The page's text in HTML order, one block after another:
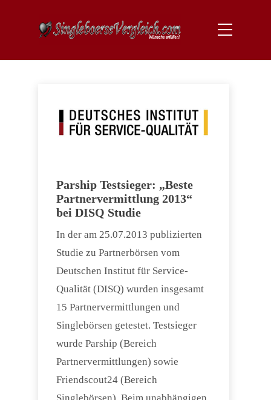
Parship Testsieger: „Beste
Partnervermittlung 2013“
bei DISQ Studie
In der am 25.07.2013 publizierten
Studie zu Partnerbörsen vom
Deutschen Institut für Service-
Qualität (DISQ) wurden insgesamt
15 Partnervermittlungen und
Singlebörsen getestet. Testsieger
wurde Parship (Bereich
Partnervermittlungen) sowie
Friendscout24 (Bereich